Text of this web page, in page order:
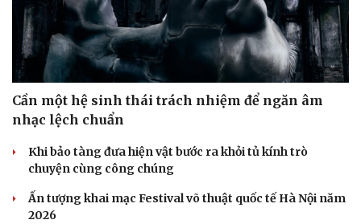
Cần một hệ sinh thái trách nhiệm để ngăn âm
nhạc lệch chuẩn
Khi bảo tàng đưa hiện vật bước ra khỏi tủ kính trò
chuyện cùng công chúng
Ấn tượng khai mạc Festival võ thuật quốc tế Hà Nội năm
2026